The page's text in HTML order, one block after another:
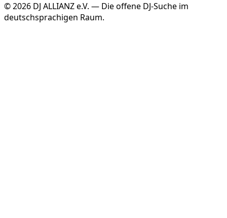
©2026 DJ ALLIANZ e.V. — Die offene DJ-Suche im
deutschsprachigen Raum.